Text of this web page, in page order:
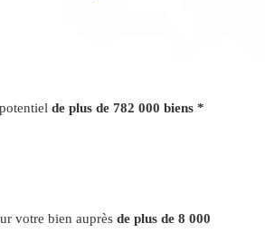
de plus de 782 000 biens *
votre bien auprès de plus de 8 000